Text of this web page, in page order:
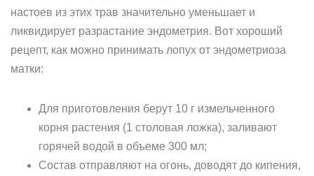
настоев из этих трав значительно уменьшает и
ликвидирует разрастание эндометрия. Вот хороший
рецепт, как можно принимать лопух от эндометриоза
матки:
Для приготовления берут 10 г измельченного
корня растения (1 столовая ложка), заливают
горячей водой в объеме 300 мл;
Состав отправляют на огонь, доводят до кипения,